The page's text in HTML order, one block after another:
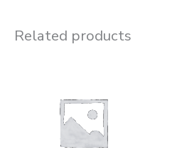
Related products